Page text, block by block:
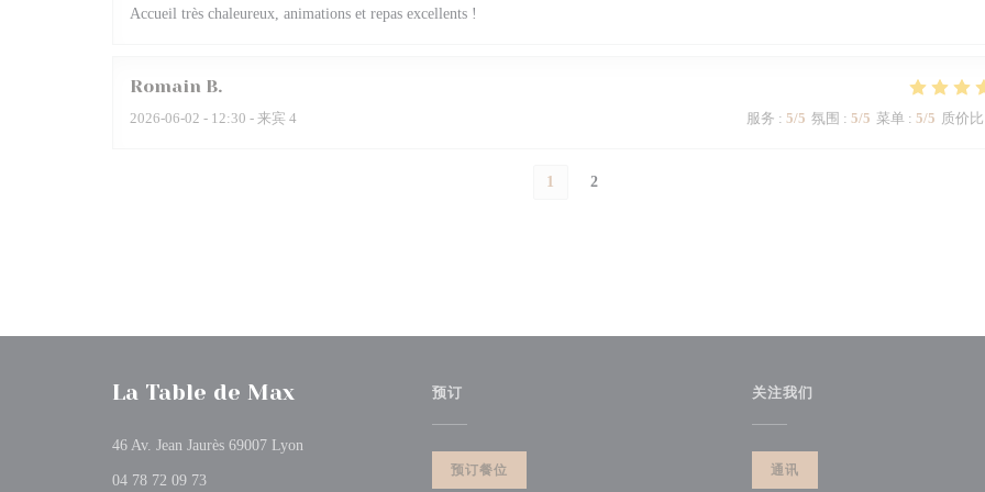
Accueil très chaleureux, animations et repas excellents !
Romain B
2026-06-02 - 12:30 - 来宾 4 服务 : 5/5 氛围 : 5/5 菜单 : 5/5 质价比
1 2
La Table de Max
46 Av. Jean Jaurès 69007 Lyon
04 78 72 09 73
预订
预订餐位
关注我们
通讯